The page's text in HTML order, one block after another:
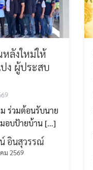
ลังใหม่ให้
ง ผู้ประสบ
ร่วมต้อนรับนาย
อบป้ายบ้าน […]
อินสุวรรณ์
ม 2569